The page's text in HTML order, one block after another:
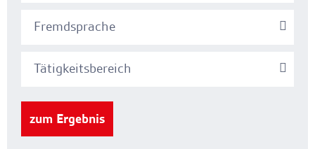
Fremdsprache
Tätigkeitsbereich
zum Ergebnis